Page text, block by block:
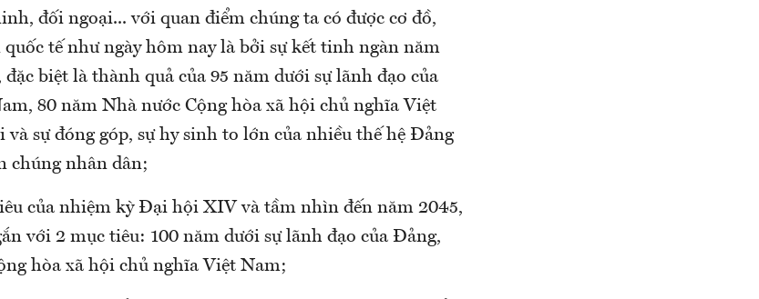
đối ngoại... với quan điểm chúng ta có được cơ đồ,
tế như ngày hôm nay là bởi sự kết tinh ngàn năm
biệt là thành quả của 95 năm dưới sự lãnh đạo của
80 năm Nhà nước Cộng hòa xã hội chủ nghĩa Việt
sự đóng góp, sự hy sinh to lớn của nhiều thế hệ Đảng
chúng nhân dân;
của nhiệm kỳ Đại hội XIV và tầm nhìn đến năm 2045,
với 2 mục tiêu: 100 năm dưới sự lãnh đạo của Đảng,
hòa xã hội chủ nghĩa Việt Nam;